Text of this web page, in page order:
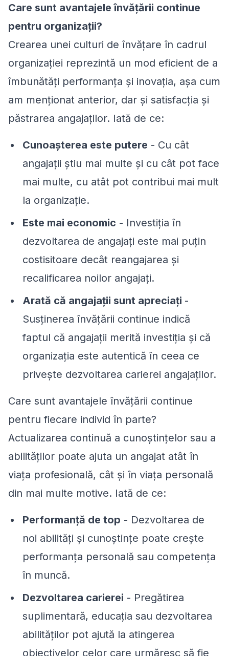
Care sunt avantajele învățării continue
pentru organizații?
Crearea unei culturi de învățare în cadrul
organizației reprezintă un mod eficient de a
îmbunătăți performanța și inovația, așa cum
am menționat anterior, dar și satisfacția și
păstrarea angajaților. Iată de ce:
Cunoașterea este putere - Cu cât
angajații știu mai multe și cu cât pot face
mai multe, cu atât pot contribui mai mult
la organizație.
Este mai economic - Investiția în
dezvoltarea de angajați este mai puțin
costisitoare decât reangajarea și
recalificarea noilor angajați.
Arată că angajații sunt apreciați -
Susținerea învățării continue indică
faptul că angajații merită investiția și că
organizația este autentică în ceea ce
privește dezvoltarea carierei angajaților.
Care sunt avantajele învățării continue
pentru fiecare individ în parte?
Actualizarea continuă a cunoștințelor sau a
abilităților poate ajuta un angajat atât în
viața profesională, cât și în viața personală
din mai multe motive. Iată de ce:
Performanță de top - Dezvoltarea de
noi abilități și cunoștințe poate crește
performanța personală sau competența
în muncă.
Dezvoltarea carierei - Pregătirea
suplimentară, educația sau dezvoltarea
abilităților pot ajută la atingerea
obiectivelor celor care urmăresc să fie